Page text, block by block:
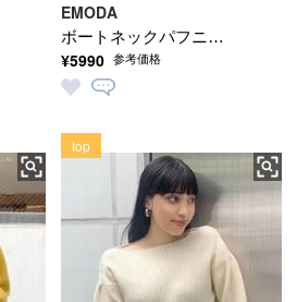
ボートネックパフニッ
ト
EMODA
¥5990 参考価格
top